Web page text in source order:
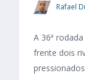
Rafael
A 36ª
frente dois